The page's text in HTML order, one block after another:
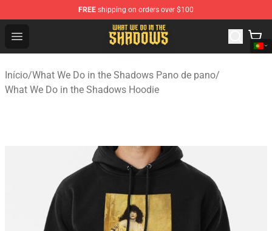
FREE shipping on orders over $100
Open menu
What We Do in the Shadows Shop - Official What We
Início/What We Do in the Shadows Pano de pano/
What We Do in the Shadows Hoodie